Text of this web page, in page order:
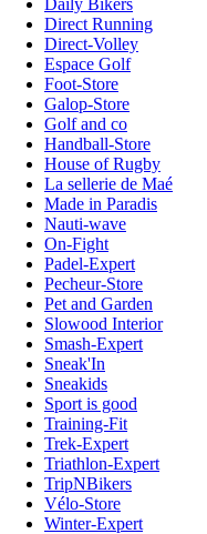
Direct Running
Direct-Volley
Espace Golf
Foot-Store
Galop-Store
Golf and co
Handball-Store
House of Rugby
La sellerie de Maé
Made in Paradis
Nauti-wave
On-Fight
Padel-Expert
Pecheur-Store
Pet and Garden
Slowood Interior
Smash-Expert
Sneak'In
Sneakids
Sport is good
Training-Fit
Trek-Expert
Triathlon-Expert
TripNBikers
Vélo-Store
Winter-Expert